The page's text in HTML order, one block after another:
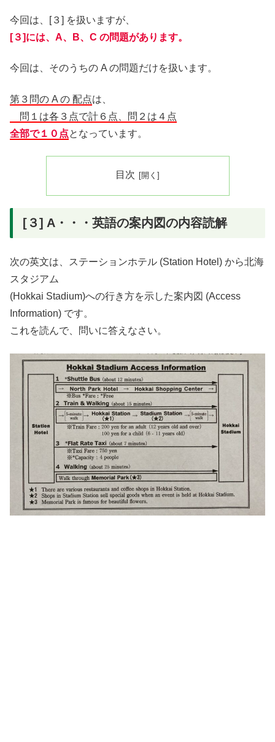
今回は、[３] を扱いますが、
[３]には、A、B、C の問題があります。
今回は、そのうちの A の問題だけを扱います。
第３問の A の 配点は、
問１は各３点で計６点、
問２は４点
全部で１０点となっています。
目次
[３] A・・・英語の案内図の内容読解
次の英文は、ステーションホテル (Station Hotel) から北海
スタジアム
(Hokkai Stadium)への行き方を示した案内図 (Access
Information) です。
これを読んで、問いに答えなさい。